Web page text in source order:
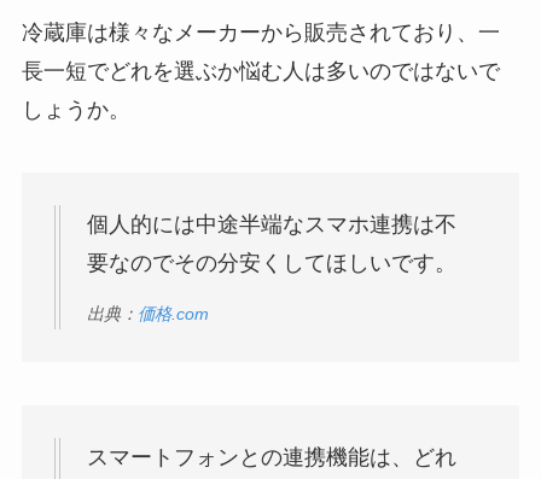
冷蔵庫は様々なメーカーから販売されており、一
長一短でどれを選ぶか悩む人は多いのではないで
しょうか。
個人的には中途半端なスマホ連携は不
要なのでその分安くしてほしいです。
出典： 価格.com
スマートフォンとの連携機能は、どれ